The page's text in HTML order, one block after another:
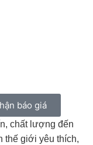
báo giá
chất lượng đến
thế giới yêu thích,